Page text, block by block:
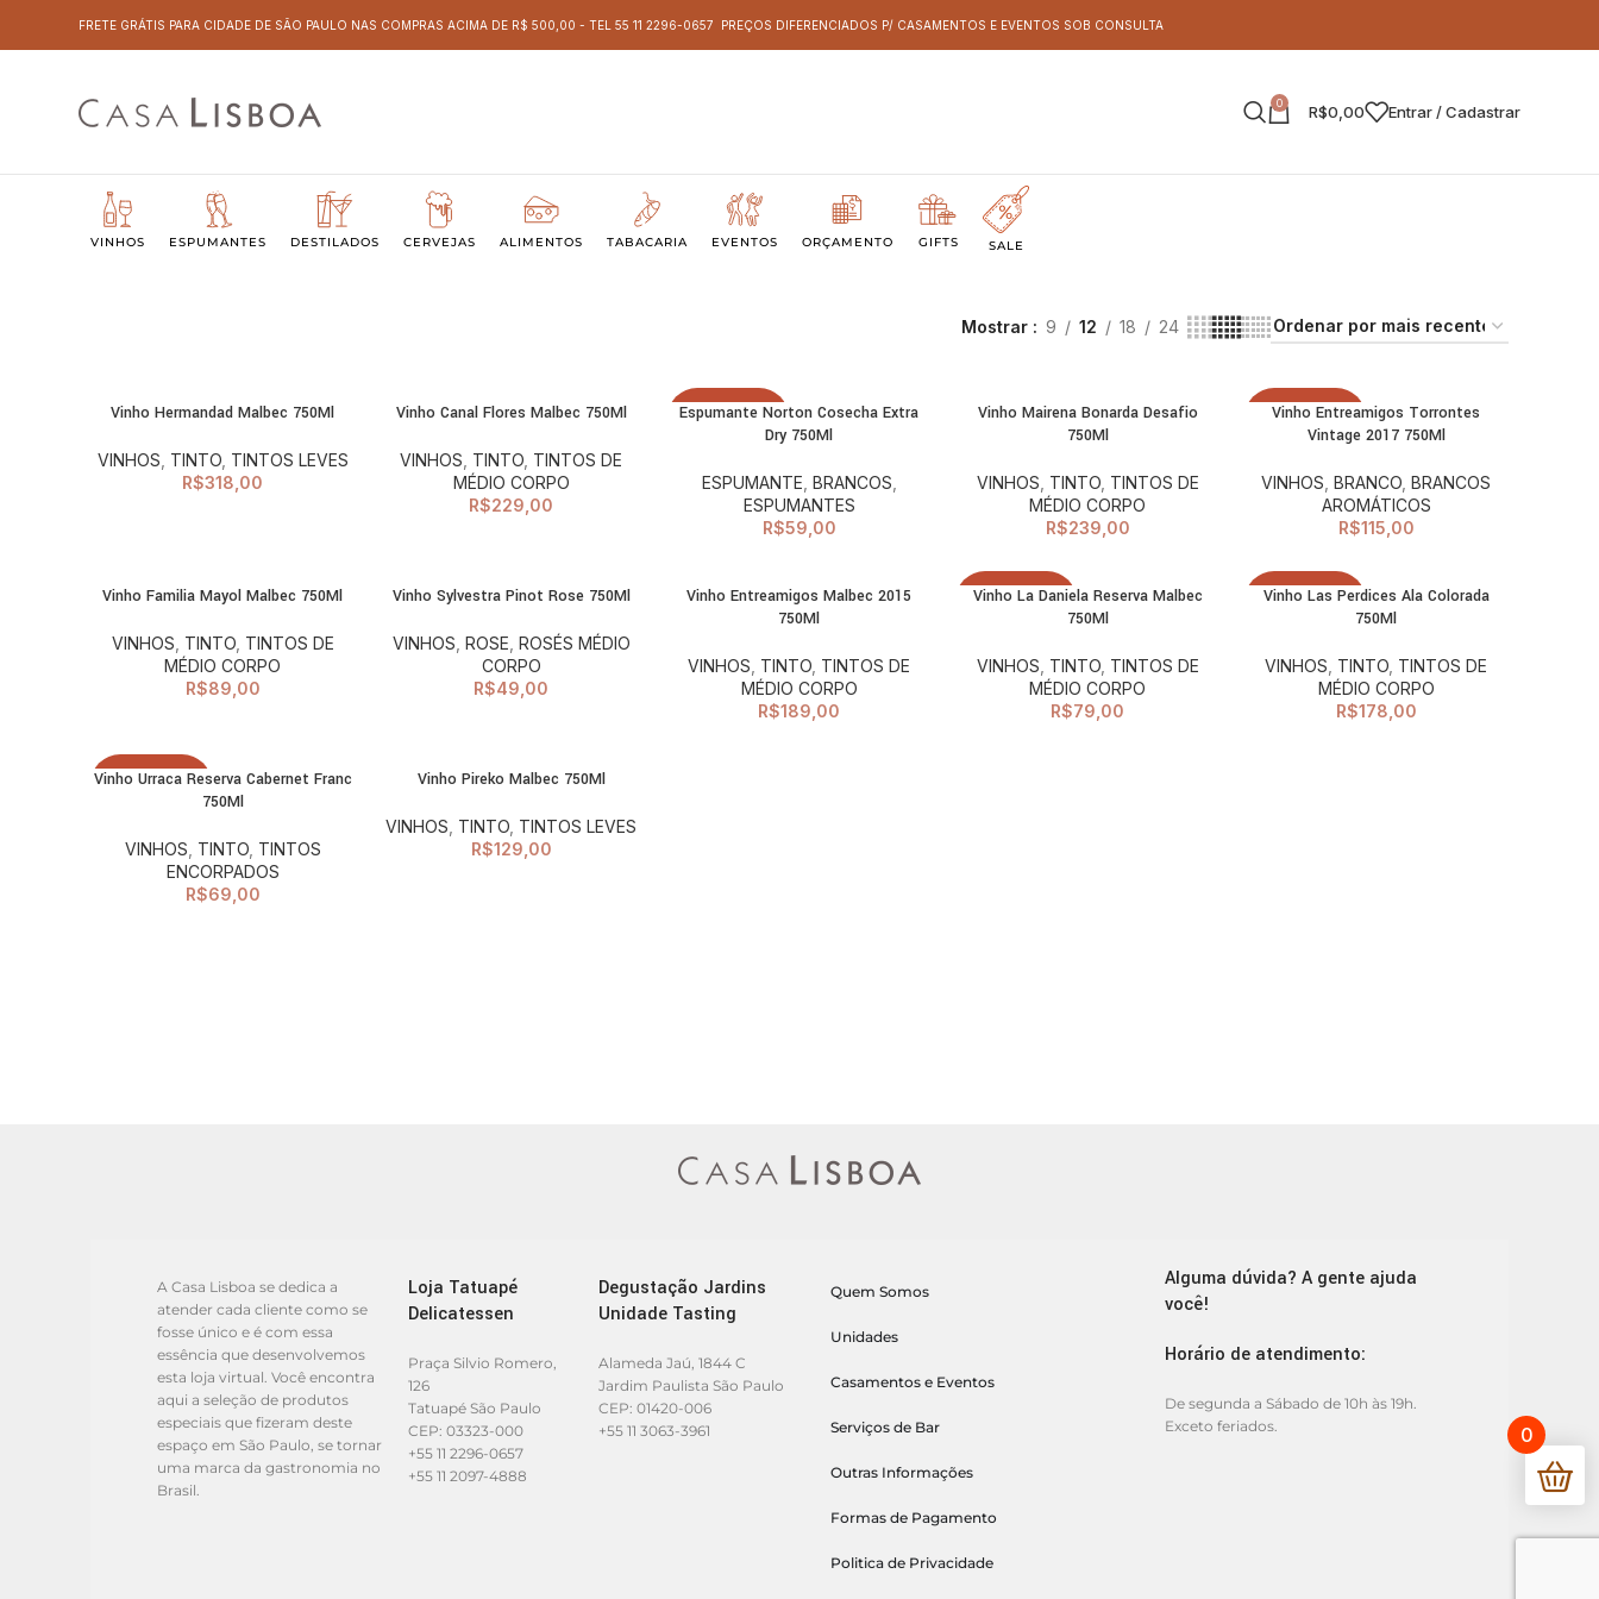
FRETE GRÁTIS PARA CIDADE DE SÃO PAULO NAS COMPRAS ACIMA DE R$ 500,00 - TEL 55 11 2296-0657 PREÇOS DIFERENCIADOS P/ CASAMENTOS E EVENTOS SOB CONSULTA
0 R$0,00 Entrar / Cadastrar
VINHOS ESPUMANTES DESTILADOS CERVEJAS ALIMENTOS TABACARIA EVENTOS ORÇAMENTO GIFTS SALE
Mostrar 9 12 18 24
ADICIONAR AO
Vinho Hermandad Malbec 750Ml
VINHOS TINTO, TINTOS LEVES
R$318,00
ADICIONAR AO
Vinho Canal Flores Malbec 750Ml
VINHOS TINTO TINTOS DE
MÉDIO CORPO
R$229,00
ESGOTADO
LEIA MAIS
Espumante Norton Cosecha Extra
Dry 750Ml
ESPUMANTE BRANCOS
ESPUMANTES
R$59,00
ADICIONAR AO
CARRINHO
Vinho Mairena Bonarda Desafio
750Ml
VINHOS TINTO, TINTOS DE
MÉDIO CORPO
R$239,00
ESGOTADO
LEIA MAIS
Vinho Entreamigos Torrontes
Vintage 2017 750Ml
VINHOS ,BRANCO ,BRANCOS
AROMÁTICOS
R$115,00
ADICIONAR AO
Vinho Familia Mayol Malbec 750Ml
VINHOS TINTO, TINTOS DE
MÉDIO CORPO
R$89,00
ADICIONAR AO
Vinho Sylvestra Pinot Rose 750Ml
VINHOS ROSE ROSÉS MÉDIO
CORPO
R$49,00
ADICIONAR AO
CARRINHO
Vinho Entreamigos Malbec 2015
750Ml
VINHOS TINTO TINTOS DE
MÉDIO CORPO
R$189,00
ESGOTADO
LEIA MAIS
Vinho La Daniela Reserva Malbec
750Ml
VINHOS TINTO, TINTOS DE
MÉDIO CORPO
R$79,00
ESGOTADO
LEIA MAIS
Vinho Las Perdices Ala Colorada
750Ml
VINHOS TINTO TINTOS DE
MÉDIO CORPO
R$178,00
ESGOTADO
LEIA MAIS
Vinho Urraca Reserva Cabernet Franc
750Ml
VINHOS TINTO, TINTOS
ENCORPADOS
R$69,00
ADICIONAR AO
Vinho Pireko Malbec 750Ml
VINHOS TINTO TINTOS LEVES
R$129,00
A Casa Lisboa se dedica a
atender cada cliente como se
fosse único e é com essa
essência que desenvolvemos
esta loja virtual. Você encontra
aqui a seleção de produtos
especiais que fizeram deste
espaço em São Paulo, se tornar
uma marca da gastronomia no
Brasil.
Loja Tatuapé
Delicatessen
Praça Silvio Romero,
126
Tatuapé São Paulo
CEP: 03323-000
+55 11 2296-0657
+55 11 2097-4888
Degustação Jardins
Unidade Tasting
Alameda Jaú, 1844 C
Jardim Paulista São Paulo
CEP: 01420-006
+55 11 3063-3961
Quem Somos
Unidades
Casamentos e Eventos
Serviços de Bar
Outras Informações
Formas de Pagamento
Politica de Privacidade
Alguma dúvida? A gente ajuda
você!
Horário de atendimento:
De segunda a Sábado de 10h às 19h.
Exceto feriados.
0